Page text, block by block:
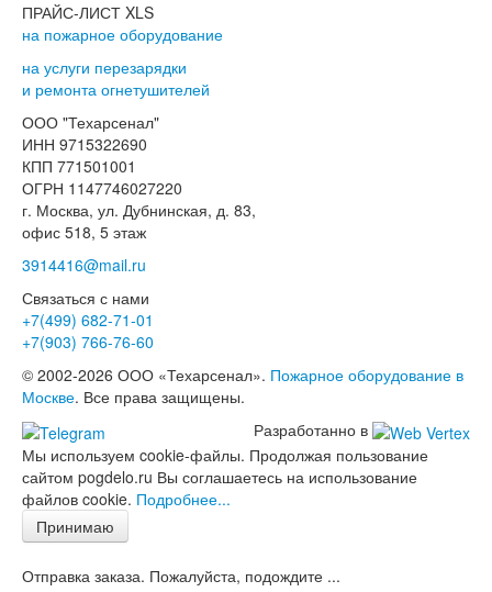
ПРАЙС-ЛИСТ XLS
на пожарное оборудование
на услуги перезарядки
и ремонта огнетушителей
ООО "Техарсенал"
ИНН 9715322690
КПП 771501001
ОГРН 1147746027220
г. Москва, ул. Дубнинская, д. 83,
офис 518, 5 этаж
3914416@mail.ru
Связаться с нами
+7(499) 682-71-01
+7(903) 766-76-60
© 2002-2026 ООО «Техарсенал». Пожарное оборудование в
Москве. Все права защищены.
Разработанно в
Мы используем cookie-файлы. Продолжая пользование
сайтом pogdelo.ru Вы соглашаетесь на использование
файлов cookie. Подробнее...
Принимаю
Отправка заказа. Пожалуйста, подождите ...